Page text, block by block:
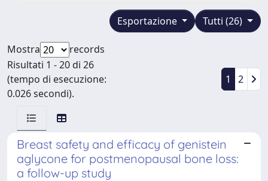
Tutti (26)
Esportazione
Mostra
records
Risultati 1 - 20 di 26
(tempo di esecuzione:
0.026 secondi).
1 2
Breast safety and efficacy of genistein
aglycone for postmenopausal bone loss:
a follow-up study